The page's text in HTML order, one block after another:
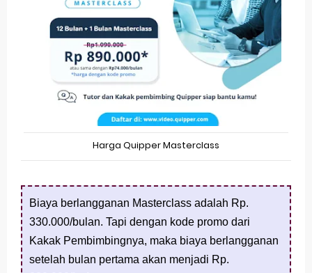
Harga Quipper Masterclass
Biaya berlangganan Masterclass adalah Rp.
330.000/bulan. Tapi dengan kode promo dari
Kakak Pembimbingnya, maka biaya berlangganan
setelah bulan pertama akan menjadi Rp.